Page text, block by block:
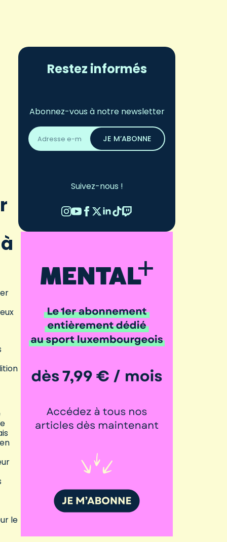
le
Restez informés
Abonnez-vous à notre newsletter
Adresse
email
*
JE M’ABONNE
Suivez-nous !